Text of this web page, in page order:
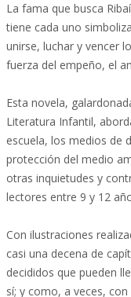
La fama que busca
tiene cada uno
unirse, luchar y vencer
fuerza del empeño, el
Esta novela,
Literatura Infantil,
escuela, los medios de
protección del medio
otras inquietudes y
lectores entre 9 y 12
Con ilustraciones
casi una decena de
decididos que pueden
sí; y como, a veces,